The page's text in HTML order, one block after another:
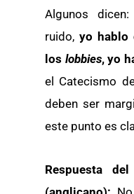
Algunos
ruido, yo hablo
los lobbies, yo
el Catecismo
deben ser
este punto es
Respuesta